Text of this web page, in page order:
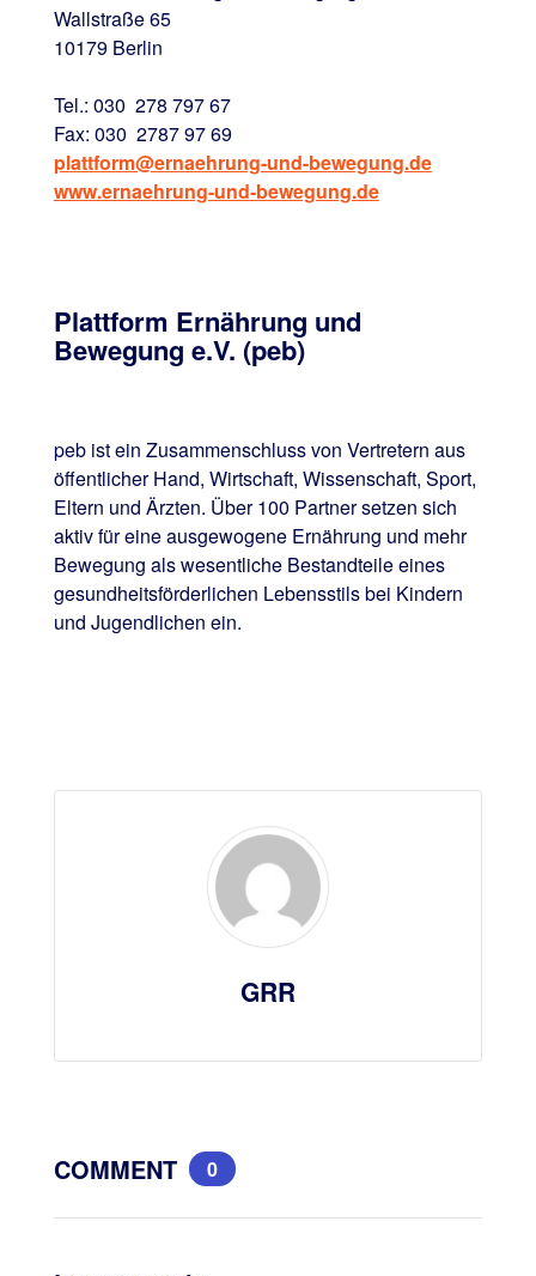
Wallstraße 65
10179 Berlin
Tel.: 030 278 797 67
Fax: 030 2787 97 69
plattform@ernaehrung-und-bewegung.de
www.ernaehrung-und-bewegung.de
Plattform Ernährung und
Bewegung e.V. (peb)
peb ist ein Zusammenschluss von Vertretern aus
öffentlicher Hand, Wirtschaft, Wissenschaft, Sport,
Eltern und Ärzten. Über 100 Partner setzen sich
aktiv für eine ausgewogene Ernährung und mehr
Bewegung als wesentliche Bestandteile eines
gesundheitsförderlichen Lebensstils bei Kindern
und Jugendlichen ein.
GRR
COMMENT 0